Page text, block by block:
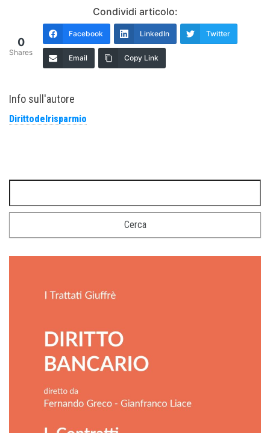
Condividi articolo:
0
Shares
Facebook LinkedIn Twitter
Email Copy Link
Info sull'autore
Dirittodelrisparmio